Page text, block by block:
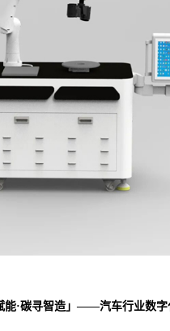
能·碳寻智造」——汽车行业数